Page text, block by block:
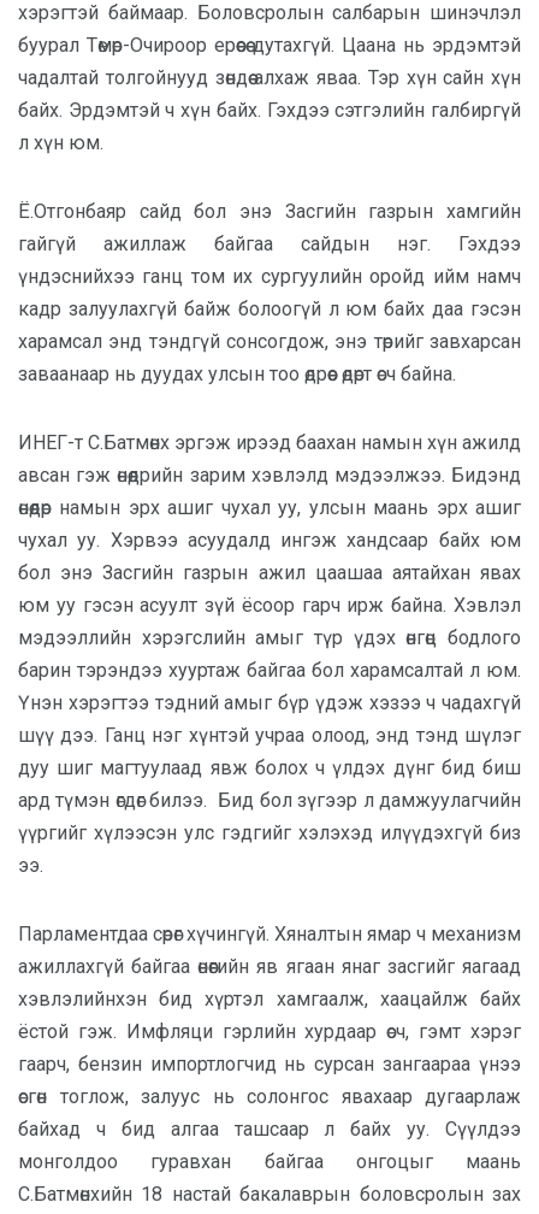
хэрэгтэй баймаар. Боловсролын салбарын шинэчлэл
буурал Төмөр-Очироор ерөөсөө дутахгүй. Цаана нь эрдэмтэй
чадалтай толгойнууд зөндөө алхаж яваа. Тэр хүн сайн хүн
байх. Эрдэмтэй ч хүн байх. Гэхдээ сэтгэлийн галбиргүй
л хүн юм.
Ё.Отгонбаяр сайд бол энэ Засгийн газрын хамгийн
гайгүй ажиллаж байгаа сайдын нэг. Гэхдээ
үндэснийхээ ганц том их сургуулийн оройд ийм намч
кадр залуулахгүй байж болоогүй л юм байх даа гэсэн
харамсал энд тэндгүй сонсогдож, энэ төрийг завхарсан
заваанаар нь дуудах улсын тоо өдрөөс өдөрт өсч байна.
ИНЕГ-т С.Батмөнх эргэж ирээд баахан намын хүн ажилд
авсан гэж өнөөдрийн зарим хэвлэлд мэдээлжээ. Бидэнд
өнөөдөр намын эрх ашиг чухал уу, улсын маань эрх ашиг
чухал уу. Хэрвээ асуудалд ингэж хандсаар байх юм
бол энэ Засгийн газрын ажил цаашаа аятайхан явах
юм уу гэсэн асуулт зүй ёсоор гарч ирж байна. Хэвлэл
мэдээллийн хэрэгслийн амыг түр үдэх өнгөц бодлого
барин тэрэндээ хууртаж байгаа бол харамсалтай л юм.
Үнэн хэрэгтээ тэдний амыг бүр үдэж хэзээ ч чадахгүй
шүү дээ. Ганц нэг хүнтэй учраа олоод, энд тэнд шүлэг
дуу шиг магтуулаад явж болох ч үлдэх дүнг бид биш
ард түмэн өгдөг билээ. Бид бол зүгээр л дамжуулагчийн
үүргийг хүлээсэн улс гэдгийг хэлэхэд илүүдэхгүй биз
ээ.
Парламентдаа сөрөг хүчингүй. Хяналтын ямар ч механизм
ажиллахгүй байгаа өнөөгийн яв ягаан янаг засгийг яагаад
хэвлэлийнхэн бид хүртэл хамгаалж, хаацайлж байх
ёстой гэж. Имфляци гэрлийн хурдаар өсч, гэмт хэрэг
гаарч, бензин импортлогчид нь сурсан зангаараа үнээ
өсгөн тоглож, залуус нь солонгос явахаар дугаарлаж
байхад ч бид алгаа ташсаар л байх уу. Сүүлдээ
монголдоо гуравхан байгаа онгоцыг маань
С.Батмөнхийн 18 настай бакалаврын боловсролын зах